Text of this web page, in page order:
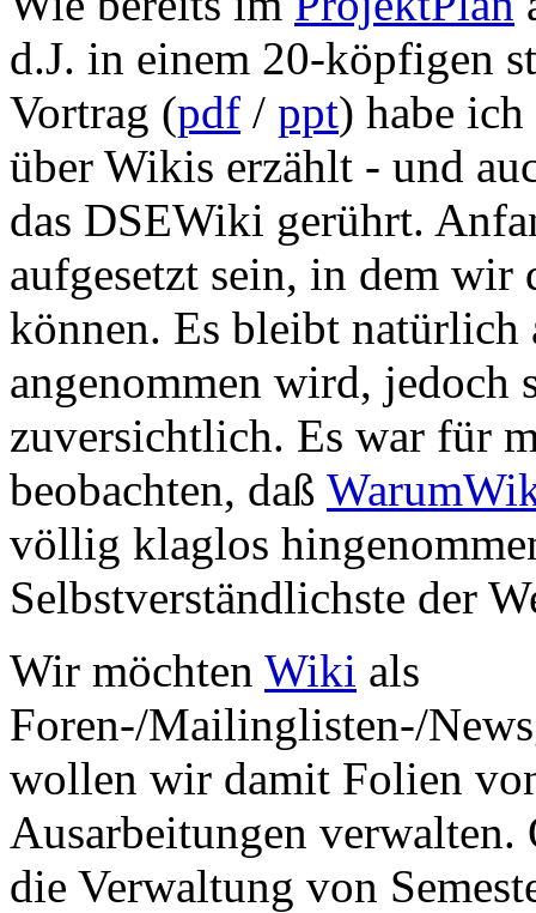
d.J. in einem 20-köpfigen
Vortrag (pdf / ppt) habe
über Wikis erzählt - und
das DSEWiki gerührt.
aufgesetzt sein, in dem
können. Es bleibt natürlich
angenommen wird, jedoch
zuversichtlich. Es war für
beobachten, daß
völlig klaglos
Selbstverständlichste der
Wir möchten Wiki als
Foren-/Mailinglisten-/
wollen wir damit Folien
Ausarbeitungen
die Verwaltung von